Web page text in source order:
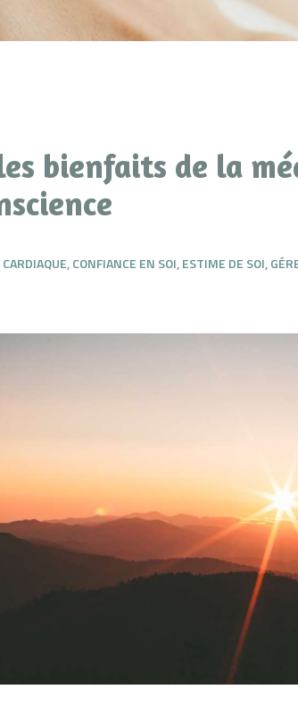
bienfaits de la
,CONFIANCE EN SOI,ESTIME DE SOI,